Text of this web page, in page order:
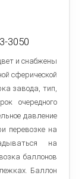
3050
и снабжены
сферической
завода, тип,
очередного
давление
перевозке на
на
баллонов
Баллон